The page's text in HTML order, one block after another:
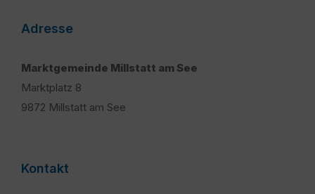
Adresse
Marktgemeinde Millstatt am See
Marktplatz 8
9872 Millstatt am See
Kontakt